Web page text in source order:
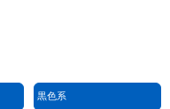
黒色系